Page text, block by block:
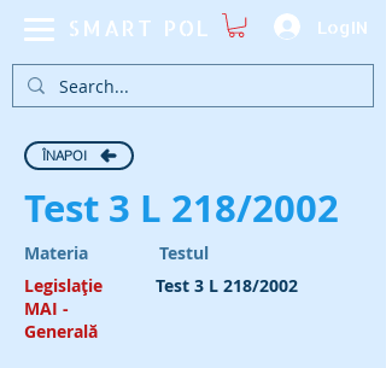
SMART POL LogIN
ÎNAPOI
Test 3 L 218/2002
Materia
Legislație
MAI -
Generală
Testul
Test 3 L 218/2002